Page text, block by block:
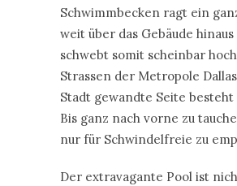
Schwimmbecken ragt ein
weit über das Gebäude hinaus
schwebt somit scheinbar
Strassen der Metropole
Stadt gewandte Seite besteht
Bis ganz nach vorne zu
nur für Schwindelfreie zu
Der extravagante Pool ist